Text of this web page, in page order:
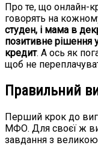
Про те, що онлайн-
говорять на
студен, і мама в
позитивне рішення
кредит. А ось як
щоб не
Правильний
Перший крок до
МФО. Для своєї ж
завдання з великою